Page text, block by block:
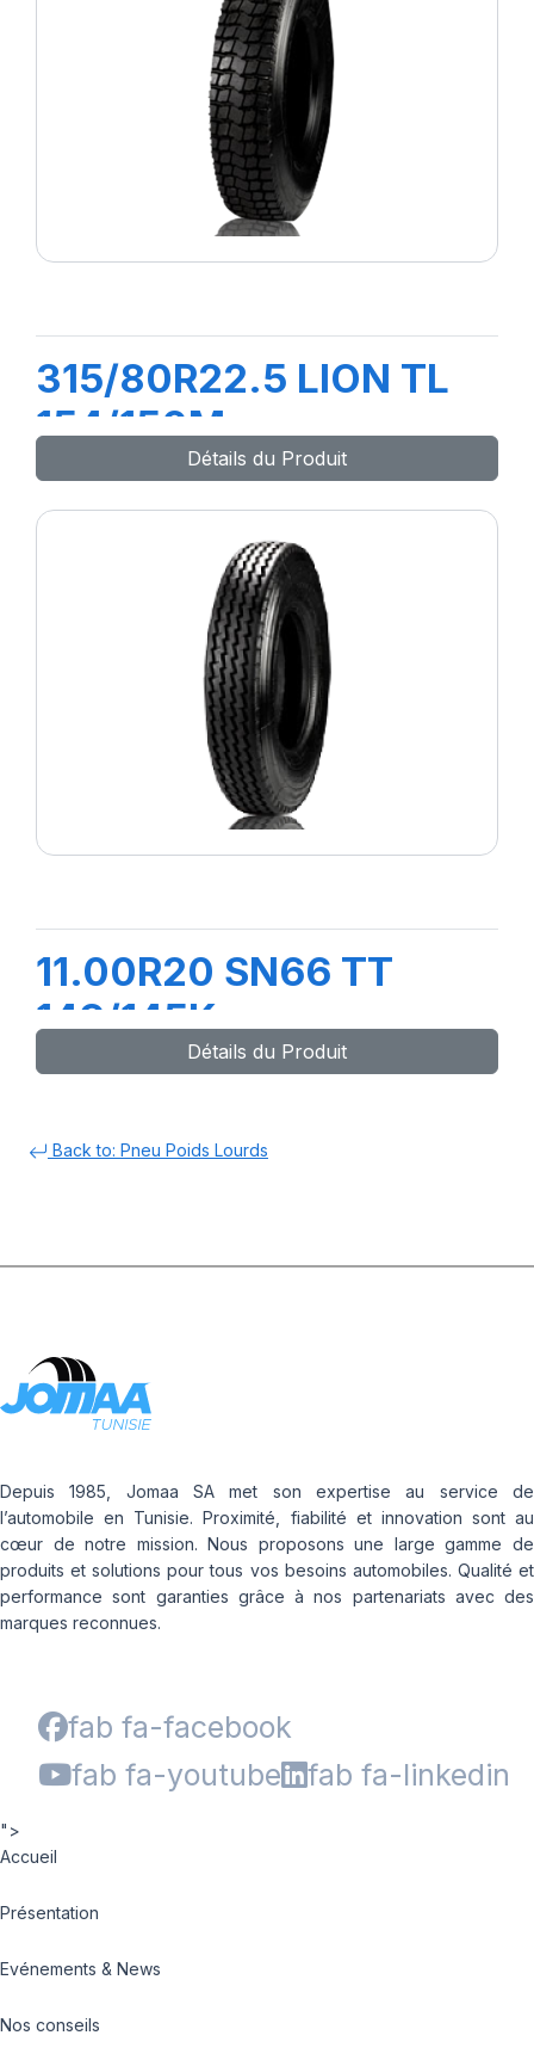
315/80R22.5 LION TL
154/150M
Détails du Produit
11.00R20 SN66 TT
149/145K
Détails du Produit
Back to: Pneu Poids Lourds
Depuis 1985, Jomaa SA met son expertise au service de
l’automobile en Tunisie. Proximité, fiabilité et innovation sont au
cœur de notre mission. Nous proposons une large gamme de
produits et solutions pour tous vos besoins automobiles. Qualité et
performance sont garanties grâce à nos partenariats avec des
marques reconnues.
fab fa-facebook
fab fa-youtube
fab fa-linkedin
">
Accueil
Présentation
Evénements & News
Nos conseils